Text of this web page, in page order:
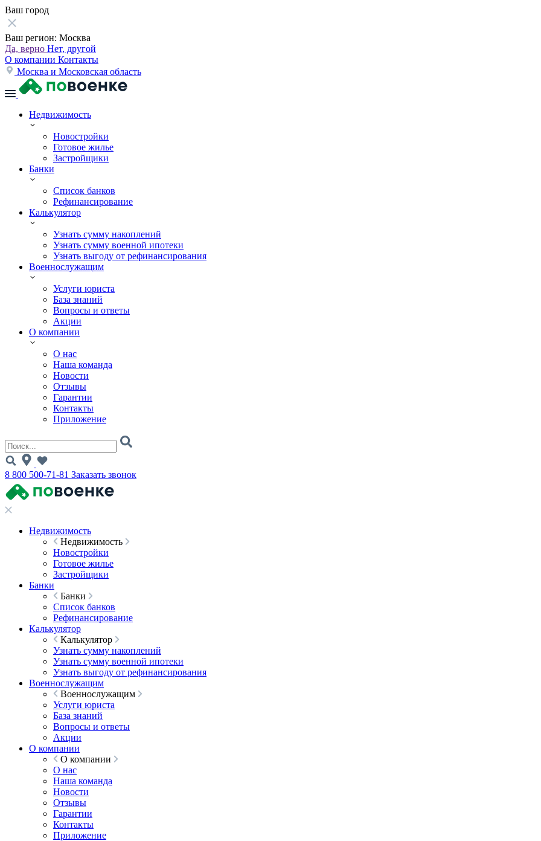
Ваш город
Ваш регион: Москва
Да, верно Нет, другой
О компании Контакты
Москва и Московская область
Недвижимость
Новостройки
Готовое жилье
Застройщики
Банки
Список банков
Рефинансирование
Калькулятор
Узнать сумму накоплений
Узнать сумму военной ипотеки
Узнать выгоду от рефинансирования
Военнослужащим
Услуги юриста
База знаний
Вопросы и ответы
Акции
О компании
О нас
Наша команда
Новости
Отзывы
Гарантии
Контакты
Приложение
8 800 500-71-81 Заказать звонок
Недвижимость
Недвижимость
Новостройки
Готовое жилье
Застройщики
Банки
Банки
Список банков
Рефинансирование
Калькулятор
Калькулятор
Узнать сумму накоплений
Узнать сумму военной ипотеки
Узнать выгоду от рефинансирования
Военнослужащим
Военнослужащим
Услуги юриста
База знаний
Вопросы и ответы
Акции
О компании
О компании
О нас
Наша команда
Новости
Отзывы
Гарантии
Контакты
Приложение